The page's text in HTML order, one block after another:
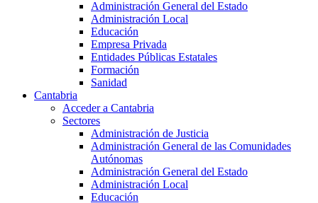
Administración General del Estado
Administración Local
Educación
Empresa Privada
Entidades Públicas Estatales
Formación
Sanidad
Cantabria
Acceder a Cantabria
Sectores
Administración de Justicia
Administración General de las Comunidades
Autónomas
Administración General del Estado
Administración Local
Educación